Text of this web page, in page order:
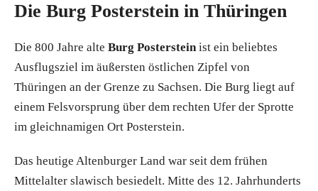
Die Burg Posterstein in Thüringen
Die 800 Jahre alte Burg Postersteinist ein beliebtes
Ausflugsziel im äußersten östlichen Zipfel von
Thüringen an der Grenze zu Sachsen. Die Burg liegt auf
einem Felsvorsprung über dem rechten Ufer der Sprotte
im gleichnamigen Ort Posterstein.
Das heutige Altenburger Land war seit dem frühen
Mittelalter slawisch besiedelt. Mitte des 12. Jahrhunderts